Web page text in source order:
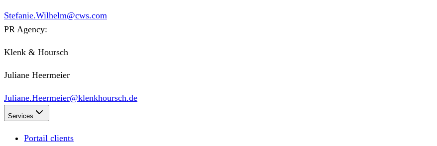
Stefanie.Wilhelm@cws.com
PR Agency:
Klenk & Hoursch
Juliane Heermeier
Juliane.Heermeier@klenkhoursch.de
Services
Portail clients